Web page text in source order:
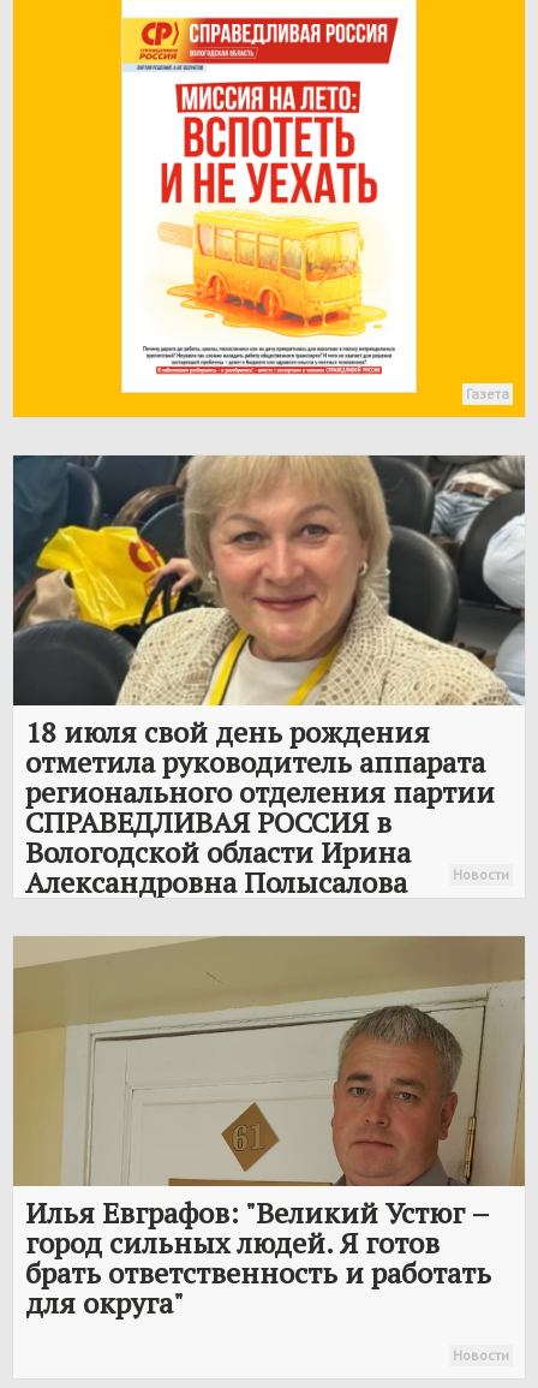
Газета
18 июля свой день рождения
отметила руководитель аппарата
регионального отделения партии
СПРАВЕДЛИВАЯ РОССИЯв
Вологодской области Ирина
Александровна Полысалова Новости
Илья Евграфов: "Великий Устюг –
город сильных людей. Я готов
брать ответственность и работать
для округа"
Новости